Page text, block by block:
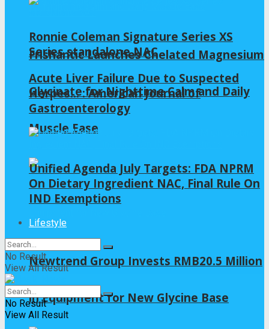
Frishantic Launches Chelated Magnesium
Glycinate for Nighttime Calm and Daily
Muscle Ease
Newtrend Group Invests RMB20.5 Million
in Equipment for New Glycine Base
Ronnie Coleman Signature Series XS
Series standalone NAC
Acute Liver Failure Due to Suspected
Herpes… : American Journal of
Gastroenterology
Unified Agenda July Targets: FDA NPRM
On Dietary Ingredient NAC, Final Rule On
IND Exemptions
Lifestyle
No Result
View All Result
No Result
View All Result